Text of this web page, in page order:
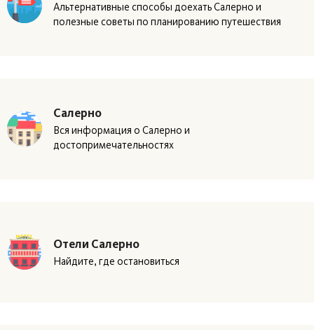
Альтернативные способы доехать Салерно и
полезные советы по планированию путешествия
Салерно
Вся информация о Салерно и
достопримечательностях
Отели Салерно
Найдите, где остановиться